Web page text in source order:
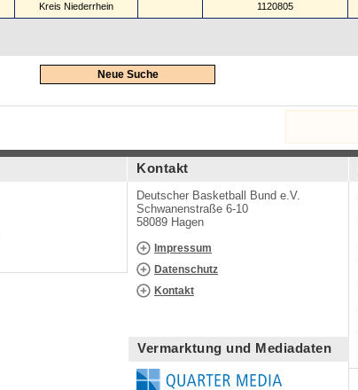
Kreis Niederrhein 1120805
Neue Suche
Kontakt
Deutscher Basketball Bund e.V.
Schwanenstraße 6-10
58089 Hagen
Impressum
Datenschutz
Kontakt
Vermarktung und Mediadaten